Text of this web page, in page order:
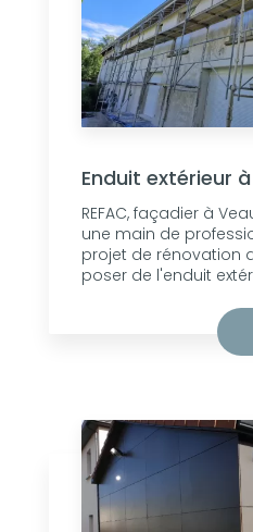
Enduit extérieur
REFAC, façadier à
une main de
projet de rénovation
poser de l'enduit